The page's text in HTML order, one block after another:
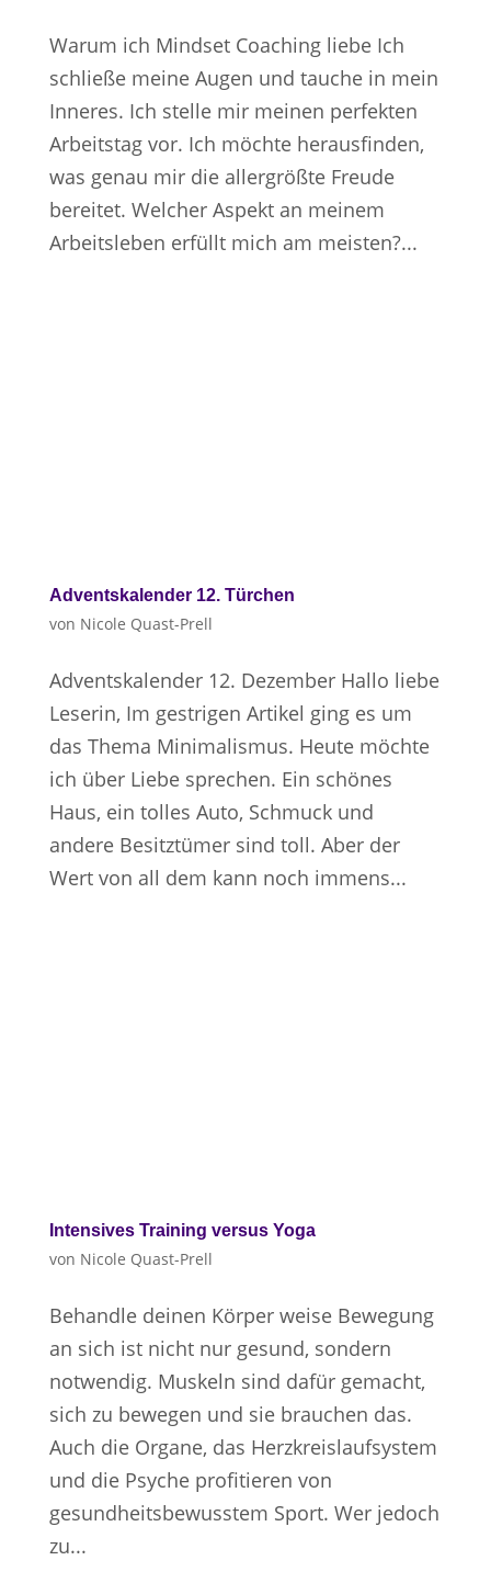
Warum ich Mindset Coaching liebe Ich
schließe meine Augen und tauche in mein
Inneres. Ich stelle mir meinen perfekten
Arbeitstag vor. Ich möchte herausfinden,
was genau mir die allergrößte Freude
bereitet. Welcher Aspekt an meinem
Arbeitsleben erfüllt mich am meisten?...
Adventskalender 12. Türchen
von Nicole Quast-Prell
Adventskalender 12. Dezember Hallo liebe
Leserin, Im gestrigen Artikel ging es um
das Thema Minimalismus. Heute möchte
ich über Liebe sprechen. Ein schönes
Haus, ein tolles Auto, Schmuck und
andere Besitztümer sind toll. Aber der
Wert von all dem kann noch immens...
Intensives Training versus Yoga
von Nicole Quast-Prell
Behandle deinen Körper weise Bewegung
an sich ist nicht nur gesund, sondern
notwendig. Muskeln sind dafür gemacht,
sich zu bewegen und sie brauchen das.
Auch die Organe, das Herzkreislaufsystem
und die Psyche profitieren von
gesundheitsbewusstem Sport. Wer jedoch
zu...